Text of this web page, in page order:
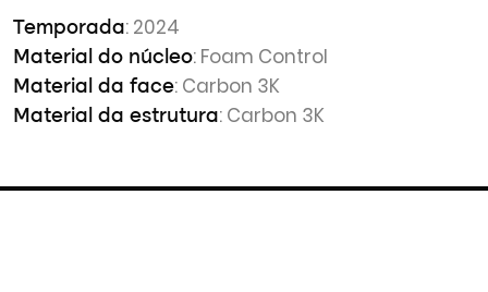
Temporada: 2024
Material do núcleo: Foam Control
Material da face: Carbon 3K
Material da estrutura: Carbon 3K